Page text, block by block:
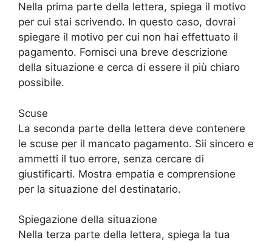
Nella prima parte della lettera, spiega il motivo
per cui stai scrivendo. In questo caso, dovrai
spiegare il motivo per cui non hai effettuato il
pagamento. Fornisci una breve descrizione
della situazione e cerca di essere il più chiaro
possibile.
Scuse
La seconda parte della lettera deve contenere
le scuse per il mancato pagamento. Sii sincero e
ammetti il tuo errore, senza cercare di
giustificarti. Mostra empatia e comprensione
per la situazione del destinatario.
Spiegazione della situazione
Nella terza parte della lettera, spiega la tua